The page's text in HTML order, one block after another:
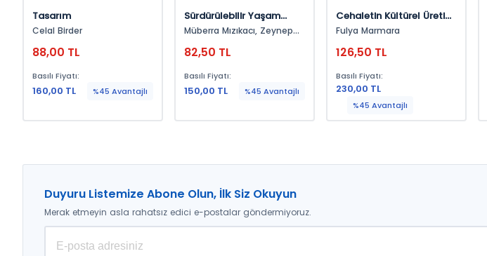
Tasarım
Celal Birder
88,00 TL
Basılı Fiyatı:
160,00 TL %45 Avantajlı
Sürdürülebilir Yaşam
Rehberi
Müberra Mızıkacı, Zeynep
Ceyhan, Duygu
Ersin Yaman, Nilgün Çoşkun
Yakar, Gizem Köse, Merve
82,50 TL
Basılı Fiyatı:
150,00 TL %45 Avantajlı
Cehaletin Kültürel Üretimi
Ve Hayvanlar
Fulya Marmara
126,50 TL
Basılı Fiyatı:
230,00 TL
%45 Avantajlı
Duyuru Listemize Abone Olun, İlk Siz Okuyun
Merak etmeyin asla rahatsız edici e-postalar göndermiyoruz.